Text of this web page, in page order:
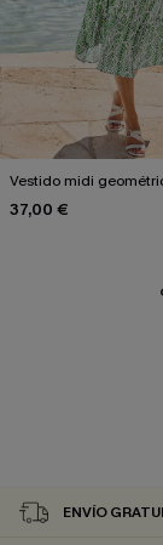
Vestido midi
37,00 €
ENVÍO